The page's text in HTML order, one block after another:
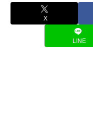
X
LINE